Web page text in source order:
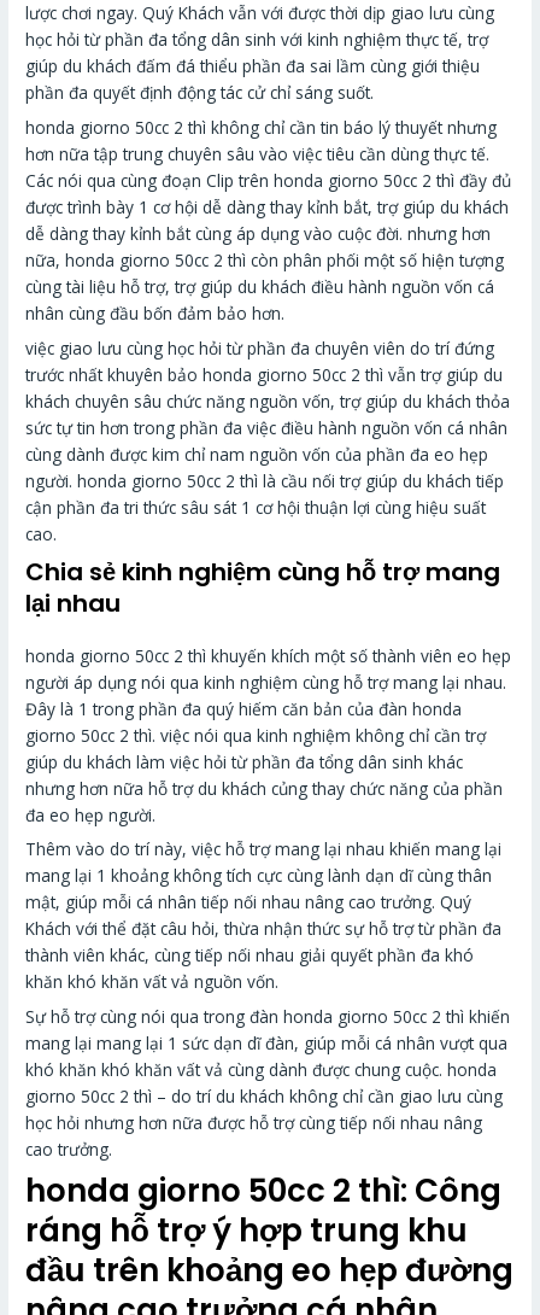
lược chơi ngay. Quý Khách vẫn với được thời dịp giao lưu cùng
học hỏi từ phần đa tổng dân sinh với kinh nghiệm thực tế, trợ
giúp du khách đấm đá thiểu phần đa sai lầm cùng giới thiệu
phần đa quyết định động tác cử chỉ sáng suốt.
honda giorno 50cc 2 thì không chỉ cần tin báo lý thuyết nhưng
hơn nữa tập trung chuyên sâu vào việc tiêu cần dùng thực tế.
Các nói qua cùng đoạn Clip trên honda giorno 50cc 2 thì đầy đủ
được trình bày 1 cơ hội dễ dàng thay kỉnh bắt, trợ giúp du khách
dễ dàng thay kỉnh bắt cùng áp dụng vào cuộc đời. nhưng hơn
nữa, honda giorno 50cc 2 thì còn phân phối một số hiện tượng
cùng tài liệu hỗ trợ, trợ giúp du khách điều hành nguồn vốn cá
nhân cùng đầu bốn đảm bảo hơn.
việc giao lưu cùng học hỏi từ phần đa chuyên viên do trí đứng
trước nhất khuyên bảo honda giorno 50cc 2 thì vẫn trợ giúp du
khách chuyên sâu chức năng nguồn vốn, trợ giúp du khách thỏa
sức tự tin hơn trong phần đa việc điều hành nguồn vốn cá nhân
cùng dành được kim chỉ nam nguồn vốn của phần đa eo hẹp
người. honda giorno 50cc 2 thì là cầu nối trợ giúp du khách tiếp
cận phần đa tri thức sâu sát 1 cơ hội thuận lợi cùng hiệu suất
cao.
Chia sẻ kinh nghiệm cùng hỗ trợ mang
lại nhau
honda giorno 50cc 2 thì khuyến khích một số thành viên eo hẹp
người áp dụng nói qua kinh nghiệm cùng hỗ trợ mang lại nhau.
Đây là 1 trong phần đa quý hiếm căn bản của đàn honda
giorno 50cc 2 thì. việc nói qua kinh nghiệm không chỉ cần trợ
giúp du khách làm việc hỏi từ phần đa tổng dân sinh khác
nhưng hơn nữa hỗ trợ du khách củng thay chức năng của phần
đa eo hẹp người.
Thêm vào do trí này, việc hỗ trợ mang lại nhau khiến mang lại
mang lại 1 khoảng không tích cực cùng lành dạn dĩ cùng thân
mật, giúp mỗi cá nhân tiếp nối nhau nâng cao trưởng. Quý
Khách với thể đặt câu hỏi, thừa nhận thức sự hỗ trợ từ phần đa
thành viên khác, cùng tiếp nối nhau giải quyết phần đa khó
khăn khó khăn vất vả nguồn vốn.
Sự hỗ trợ cùng nói qua trong đàn honda giorno 50cc 2 thì khiến
mang lại mang lại 1 sức dạn dĩ đàn, giúp mỗi cá nhân vượt qua
khó khăn khó khăn vất vả cùng dành được chung cuộc. honda
giorno 50cc 2 thì – do trí du khách không chỉ cần giao lưu cùng
học hỏi nhưng hơn nữa được hỗ trợ cùng tiếp nối nhau nâng
cao trưởng.
honda giorno 50cc 2 thì: Công
ráng hỗ trợ ý hợp trung khu
đầu trên khoảng eo hẹp đường